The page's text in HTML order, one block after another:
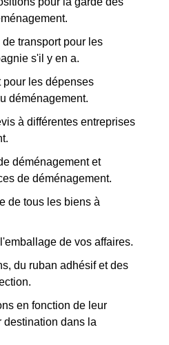
transport pour les
s'il y en a.
pour les dépenses
déménagement.
à différentes entreprises
déménagement et
de déménagement.
de tous les biens à
de vos affaires.
du ruban adhésif et des
en fonction de leur
destination dans la